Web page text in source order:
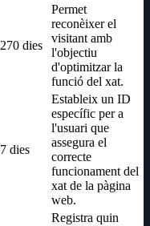
270 dies
Permet
reconèixer el
visitant amb
l'objectiu
d'optimitzar la
funció del xat.
7 dies
Estableix un ID
específic per a
l'usuari que
assegura el
correcte
funcionament del
xat de la pàgina
web.
Registra quin